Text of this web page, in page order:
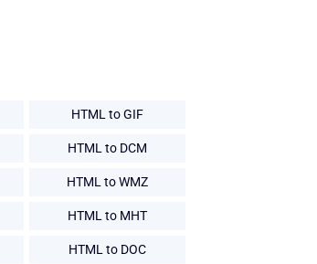
HTML to GIF
HTML to DCM
HTML to WMZ
HTML to MHT
HTML to DOC